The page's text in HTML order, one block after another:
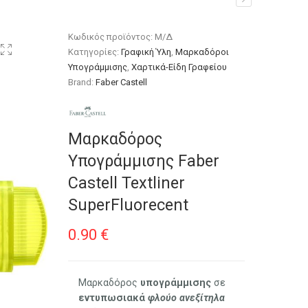
Κωδικός προϊόντος: Μ/Δ
Κατηγορίες:Γραφική Ύλη,Μαρκαδόροι
Υπογράμμισης,Χαρτικά-Είδη Γραφείου
Brand:Faber Castell
Μαρκαδόρος
Υπογράμμισης Faber
Castell Textliner
SuperFluorecent
0.90 €
Μαρκαδόρος υπογράμμισης σε
εντυπωσιακάφλούο ανεξίτηλα